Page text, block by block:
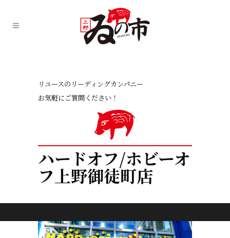
リユースのリーディングカンパニー
お気軽にご質問ください！
ハードオフ/ホビーオ
フ上野御徒町店